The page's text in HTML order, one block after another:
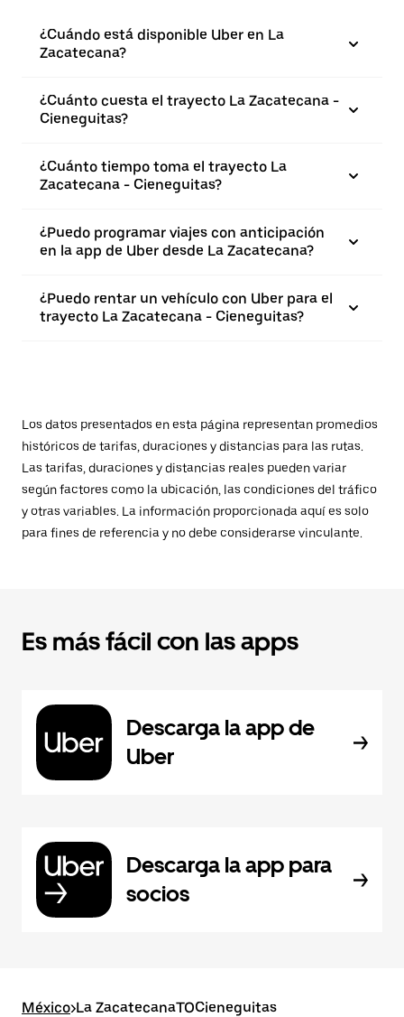
¿Cuándo está disponible Uber en La
Zacatecana?
¿Cuánto cuesta el trayecto La Zacatecana -
Cieneguitas?
¿Cuánto tiempo toma el trayecto La
Zacatecana - Cieneguitas?
¿Puedo programar viajes con anticipación
en la app de Uber desde La Zacatecana?
¿Puedo rentar un vehículo con Uber para el
trayecto La Zacatecana - Cieneguitas?
Los datos presentados en esta página representan promedios
históricos de tarifas, duraciones y distancias para las rutas.
Las tarifas, duraciones y distancias reales pueden variar
según factores como la ubicación, las condiciones del tráfico
y otras variables. La información proporcionada aquí es solo
para fines de referencia y no debe considerarse vinculante.
Es más fácil con las apps
Descarga la app de
Uber
Descarga la app para
socios
México>La ZacatecanaTOCieneguitas